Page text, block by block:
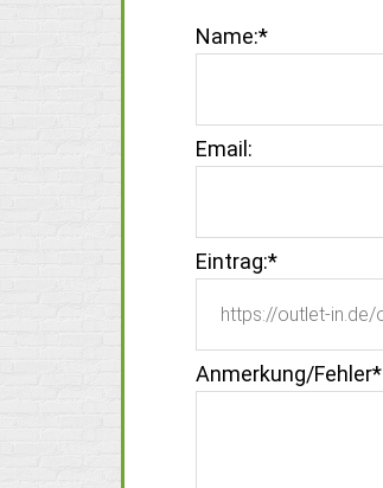
Name:*
Email:
Eintrag:*
Anmerkung/Fehler*